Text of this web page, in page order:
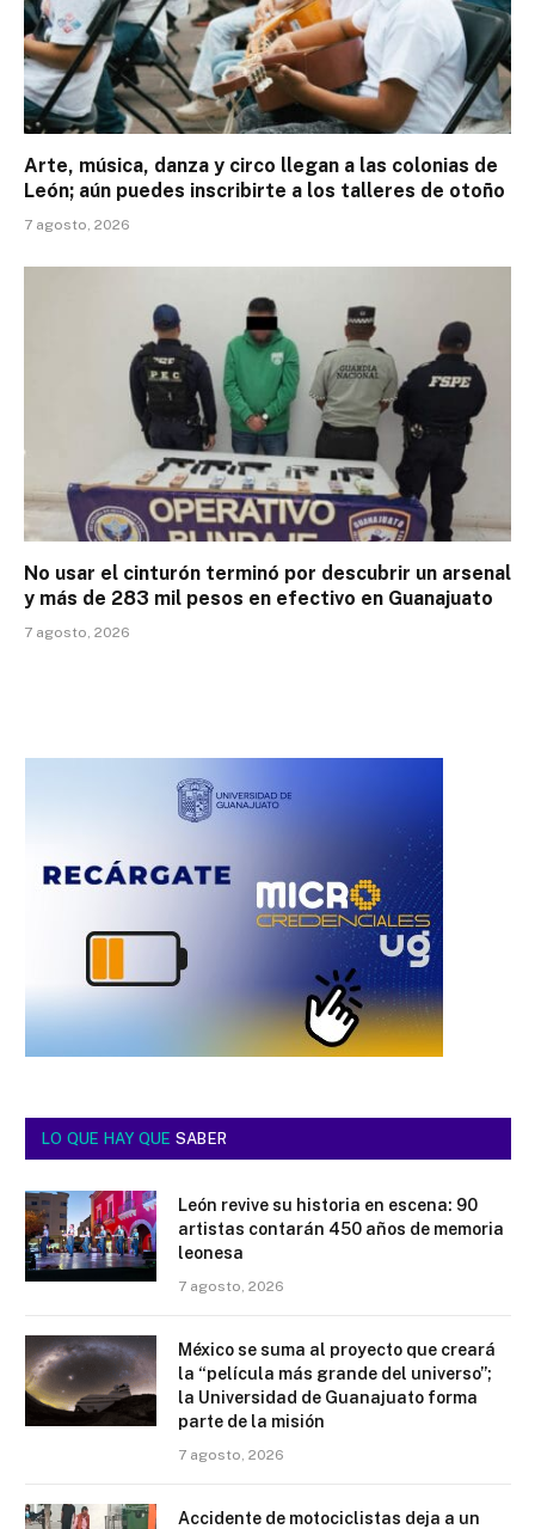
Arte, música, danza y circo llegan a las colonias de
León; aún puedes inscribirte a los talleres de otoño
7 agosto, 2026
No usar el cinturón terminó por descubrir un arsenal
y más de 283 mil pesos en efectivo en Guanajuato
7 agosto, 2026
LO QUE HAY QUE SABER
León revive su historia en escena: 90
artistas contarán 450 años de memoria
leonesa
7 agosto, 2026
México se suma al proyecto que creará
la “película más grande del universo”;
la Universidad de Guanajuato forma
parte de la misión
7 agosto, 2026
Accidente de motociclistas deja a un